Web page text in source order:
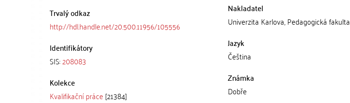
Trvalý odkaz
http://hdl.handle.net/20.500.11956/105556
Identifikátory
SIS:208083
Kolekce
Kvalifikační práce [21384]
Nakladatel
Univerzita Karlova, Pedagogická fakulta
Jazyk
Čeština
Známka
Dobře